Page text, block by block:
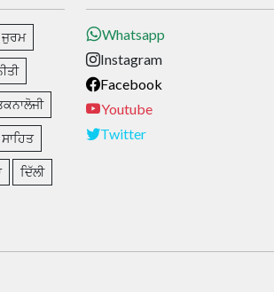
ਜੁਰਮ
ਸਾਹਿਤ
ਦਿੱਲੀ
Whatsapp
Instagram
Facebook
Youtube
Twitter